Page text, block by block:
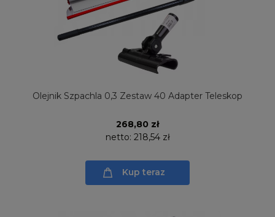
Olejnik Szpachla 0,3 Zestaw 40 Adapter Teleskop
268,80 zł
netto: 218,54 zł
Kup teraz